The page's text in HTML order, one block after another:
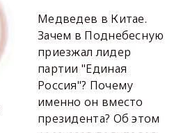
Медведев в Китае.
Зачем в Поднебесную
приезжал лидер
партии "Единая
Россия"? Почему
именно он вместо
президента? Об этом